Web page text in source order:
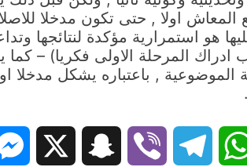
المعاش اولا , حتى تكون مدخلا
هو استمرارية مؤكدة لنتائجها
المرحلة الاولى فكريا) – كما
الموضوعية , باعتباره يشكل مدخلا
WhatsApp
Telegram
Viber
Snapchat